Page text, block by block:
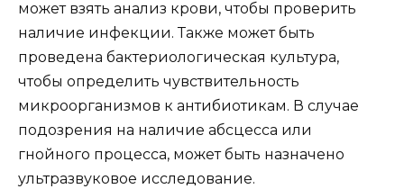
может взять анализ крови, чтобы проверить
наличие инфекции. Также может быть
проведена бактериологическая культура,
чтобы определить чувствительность
микроорганизмов к антибиотикам. В случае
подозрения на наличие абсцесса или
гнойного процесса, может быть назначено
ультразвуковое исследование.